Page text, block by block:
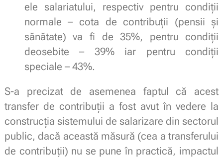
ele salariatului, respectiv pentru condiții
normale – cota de contribuții (pensii și
sănătate) va fi de 35%, pentru condiții
deosebite – 39% iar pentru condiții
speciale – 43%.
S-a precizat de asemenea faptul că acest
transfer de contribuții a fost avut în vedere la
construcția sistemului de salarizare din sectorul
public, dacă această măsură (cea a transferului
de contribuții) nu se pune în practică, impactul